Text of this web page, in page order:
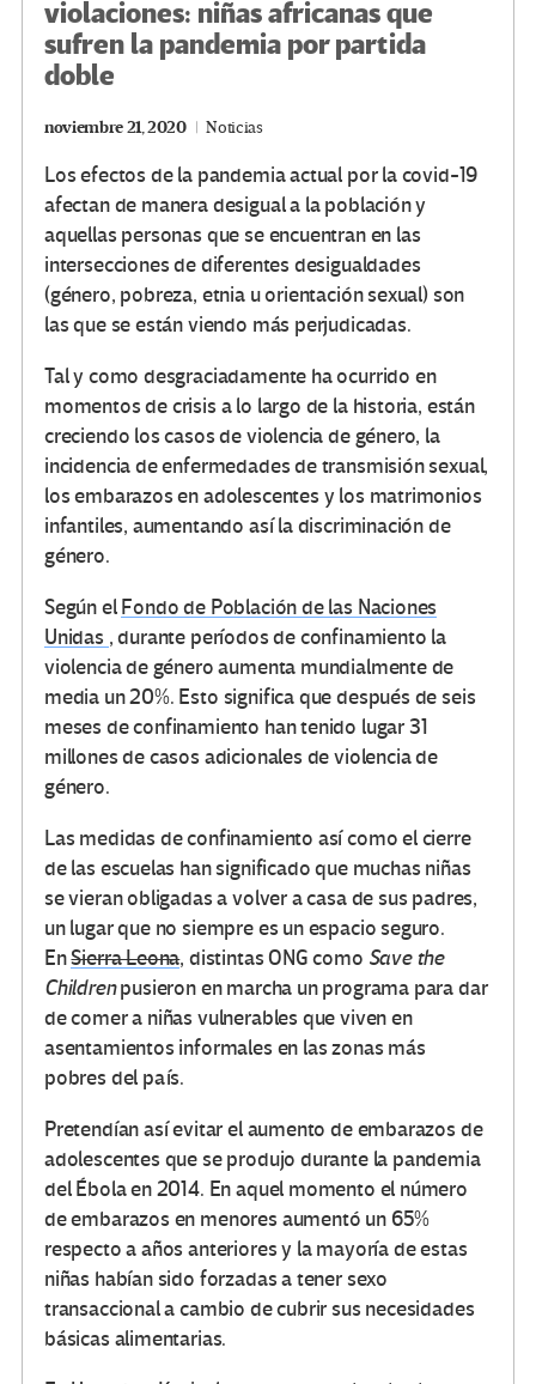
violaciones: niñas africanas que
sufren la pandemia por partida
doble
noviembre 21, 2020 Noticias
Los efectos de la pandemia actual por la covid-19
afectan de manera desigual a la población y
aquellas personas que se encuentran en las
intersecciones de diferentes desigualdades
(género, pobreza, etnia u orientación sexual) son
las que se están viendo más perjudicadas.
Tal y como desgraciadamente ha ocurrido en
momentos de crisis a lo largo de la historia, están
creciendo los casos de violencia de género, la
incidencia de enfermedades de transmisión sexual,
los embarazos en adolescentes y los matrimonios
infantiles, aumentando así la discriminación de
género.
Según elFondo de Población de las Naciones
Unidas , durante períodos de confinamiento la
violencia de género aumenta mundialmente de
media un 20%. Esto significa que después de seis
meses de confinamiento han tenido lugar 31
millones de casos adicionales de violencia de
género.
Las medidas de confinamiento así como el cierre
de las escuelas han significado que muchas niñas
se vieran obligadas a volver a casa de sus padres,
un lugar que no siempre es un espacio seguro.
EnSierra Leona, distintas ONG como Save the
Childrenpusieron en marcha un programa para dar
de comer a niñas vulnerables que viven en
asentamientos informales en las zonas más
pobres del país.
Pretendían así evitar el aumento de embarazos de
adolescentes que se produjo durante la pandemia
del Ébola en 2014. En aquel momento el número
de embarazos en menores aumentó un 65%
respecto a años anteriores y la mayoría de estas
niñas habían sido forzadas a tener sexo
transaccional a cambio de cubrir sus necesidades
básicas alimentarias.